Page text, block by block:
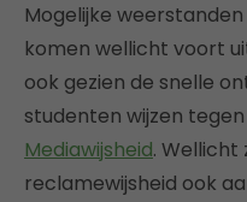
Mogelijke
komen wellicht voort
ook gezien de snelle
studenten wijzen
Mediawijsheid. Wellicht
reclamewijsheid ook